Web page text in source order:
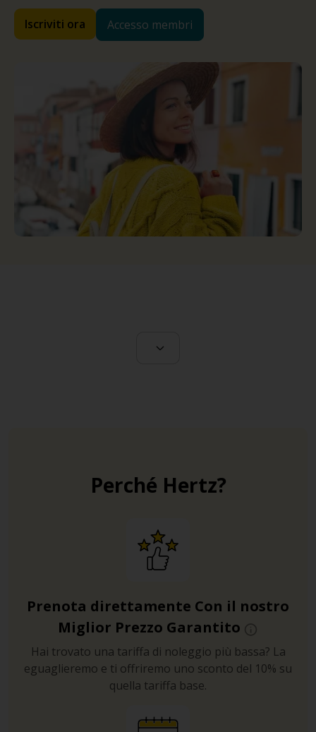
Iscriviti ora Accesso membri
Perché Hertz?
Prenota direttamente Con il nostro
Miglior Prezzo Garantito
Hai trovato una tariffa di noleggio più bassa? La
eguaglieremo e ti offriremo uno sconto del 10% su
quella tariffa base.